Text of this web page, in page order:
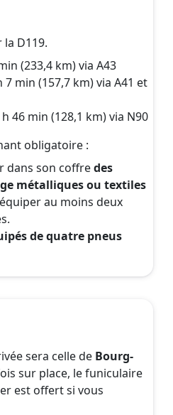
la D119.
(233,4 km) via A43
7 min (157,7 km) via A41 et
h 46 min (128,1 km) via N90
obligatoire :
dans son coffredes
métalliques ou textiles
au moins deux
de quatre pneus
sera celle de Bourg-
sur place, le funiculaire
est offert si vous